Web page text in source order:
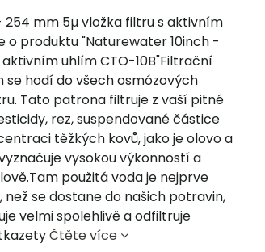
mm 5µ vložka filtru s aktivním
o produktu "Naturewater 10inch -
uhlím CTO-10B"Filtrační
hodí do všech osmózových
Tato patrona filtruje z vaší pitné
rez, suspendované částice
těžkých kovů, jako je olovo a
vysokou výkonností a
použitá voda je nejprve
se dostane do našich potravin,
velmi spolehlivě a odfiltruje
Čtěte více